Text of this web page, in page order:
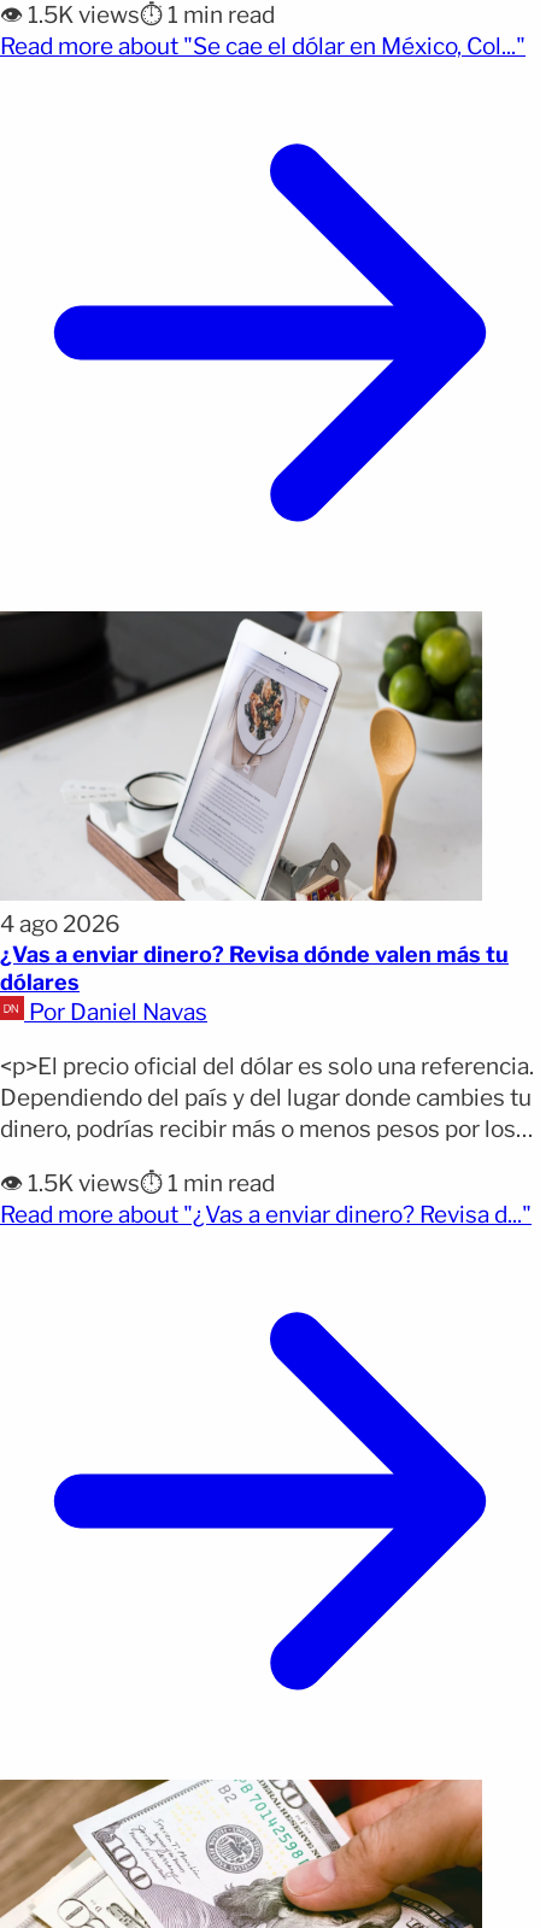
estadounidense. Por qué importa: Un dólar más
barato puede cambiar el valor de las remesas,
👁️ 1.5K views⏱️ 1 min read
Read more about "Se cae el dólar en México, Col..."
4 ago 2026
¿Vas a enviar dinero? Revisa dónde valen más tu
dólares
Por Daniel Navas
<p>El precio oficial del dólar es solo una referencia.
Dependiendo del país y del lugar donde cambies tu
dinero, podrías recibir más o menos pesos por los
estable este martes en México, mientras subió en
Colombia y República Dominicana. Consulta las
👁️ 1.5K views⏱️ 1 min read
Read more about "¿Vas a enviar dinero? Revisa d..."